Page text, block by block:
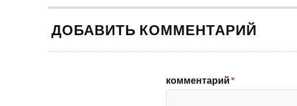
ДОБАВИТЬ КОММЕНТАРИЙ
комментарий*